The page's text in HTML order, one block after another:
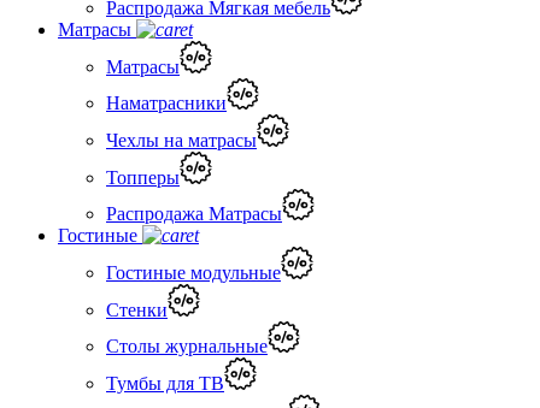
Распродажа Мягкая мебель
Матрасы
Матрасы
Наматрасники
Чехлы на матрасы
Топперы
Распродажа Матрасы
Гостиные
Гостиные модульные
Стенки
Столы журнальные
Тумбы для ТВ